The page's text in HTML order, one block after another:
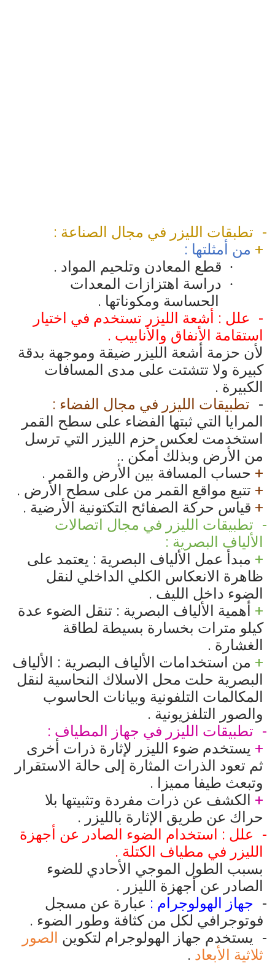
تطبقات الليزر في مجال الصناعة :
+ من أمثلتها :
· قطع المعادن وتلحيم المواد .
· دراسة اهتزازات المعدات
الحساسة ومكوناتها .
علل : أشعة الليزر تستخدم في اختيار
استقامة الأنفاق والأنابيب .
لأن حزمة أشعة الليزر ضيقة وموجهة بدقة
كبيرة ولا تتشتت على مدى المسافات
الكبيرة .
تطبيقات الليزر في مجال الفضاء :
المرايا التي ثبتها الفضاء على سطح القمر
استخدمت لعكس حزم الليزر التي ترسل
من الأرض وبذلك أمكن ..
+ حساب المسافة بين الأرض والقمر .
+ تتبع مواقع القمر من على سطح الأرض .
+ قياس حركة الصفائح التكتونية الأرضية .
تطبيقات الليزر في مجال اتصالات
الألياف البصرية :
+ مبدأ عمل الألياف البصرية : يعتمد على
ظاهرة الانعكاس الكلي الداخلي لنقل
الضوء داخل الليف .
+ أهمية الألياف البصرية : تنقل الضوء عدة
كيلو مترات بخسارة بسيطة لطاقة
الغشارة .
+ من استخدامات الألياف البصرية : الألياف
البصرية حلت محل الاسلاك النحاسية لنقل
المكالمات التلفونية وبيانات الحاسوب
والصور التلفزيونية .
تطبيقات الليزر في جهاز المطياف :
+ يستخدم ضوء الليزر لإثارة ذرات أخرى
ثم تعود الذرات المثارة إلى حالة الاستقرار
وتبعث طيفا مميزا .
+ الكشف عن ذرات مفردة وتثبيتها بلا
حراك عن طريق الإثارة بالليزر .
علل : استخدام الضوء الصادر عن أجهزة
الليزر في مطياف الكتلة .
بسبب الطول الموجي الأحادي للضوء
الصادر عن أجهزة الليزر .
جهاز الهولوجرام : عبارة عن مسجل
فوتوجرافي لكل من كثافة وطور الضوء .
يستخدم جهاز الهولوجرام لتكوين الصور
ثلاثية الأبعاد .